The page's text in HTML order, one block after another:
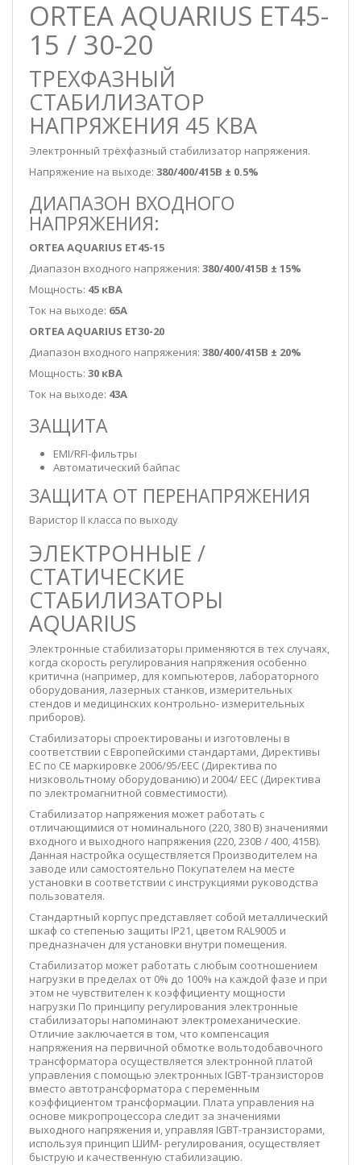
ORTEA AQUARIUS ET45-
15 / 30-20
ТРЕХФАЗНЫЙ
СТАБИЛИЗАТОР
НАПРЯЖЕНИЯ 45 КВА
Электронный трёхфазный стабилизатор напряжения.
Напряжение на выходе: 380/400/415В ± 0.5%
ДИАПАЗОН ВХОДНОГО
НАПРЯЖЕНИЯ:
ORTEA AQUARIUS ET45-15
Диапазон входного напряжения: 380/400/415В ± 15%
Мощность: 45 кВА
Ток на выходе: 65А
ORTEA AQUARIUS ET30-20
Диапазон входного напряжения: 380/400/415В ± 20%
Мощность: 30 кВА
Ток на выходе: 43А
ЗАЩИТА
EMI/RFI-фильтры
Автоматический байпас
ЗАЩИТА ОТ ПЕРЕНАПРЯЖЕНИЯ
Варистор II класса по выходу
ЭЛЕКТРОННЫЕ /
СТАТИЧЕСКИЕ
СТАБИЛИЗАТОРЫ
AQUARIUS
Электронные стабилизаторы применяются в тех случаях,
когда скорость регулирования напряжения особенно
критична (например, для компьютеров, лабораторного
оборудования, лазерных станков, измерительных
стендов и медицинских контрольно- измерительных
приборов).
Стабилизаторы спроектированы и изготовлены в
соответствии с Европейскими стандартами, Директивы
ЕС по CE маркировке 2006/95/EEC (Директива по
низковольтному оборудованию) и 2004/ EEC (Директива
по электромагнитной совместимости).
Стабилизатор напряжения может работать с
отличающимися от номинального (220, 380 В) значениями
входного и выходного напряжения (220, 230В / 400, 415В).
Данная настройка осуществляется Производителем на
заводе или самостоятельно Покупателем на месте
установки в соответствии с инструкциями руководства
пользователя.
Стандартный корпус представляет собой металлический
шкаф со степенью защиты IP21, цветом RAL9005 и
предназначен для установки внутри помещения.
Стабилизатор может работать с любым соотношением
нагрузки в пределах от 0% до 100% на каждой фазе и при
этом не чувствителен к коэффициенту мощности
нагрузки По принципу регулирования электронные
стабилизаторы напоминают электромеханические.
Отличие заключается в том, что компенсация
напряжения на первичной обмотке вольтодобавочного
трансформатора осуществляется электронной платой
управления с помощью электронных IGBT-транзисторов
вместо автотрансформатора с переменным
коэффициентом трансформации. Плата управления на
основе микропроцессора следит за значениями
выходного напряжения и, управляя IGBT-транзисторами,
используя принцип ШИМ- регулирования, осуществляет
быструю и качественную стабилизацию.